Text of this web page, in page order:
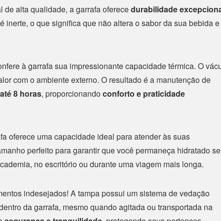
alta qualidade, a garrafa oferecedurabilidade
inerte, o que significa que não altera o sabor da sua bebida
à garrafa sua impressionante capacidade térmica. O
com o ambiente externo. O resultado é a manutenção de
8 horas, proporcionando conforto e praticidade
oferece uma capacidade ideal para atender às suas
perfeito para garantir que você permaneça hidratado
no escritório ou durante uma viagem mais longa.
indesejados! A tampa possui um sistema de vedação
da garrafa, mesmo quando agitada ou transportada na